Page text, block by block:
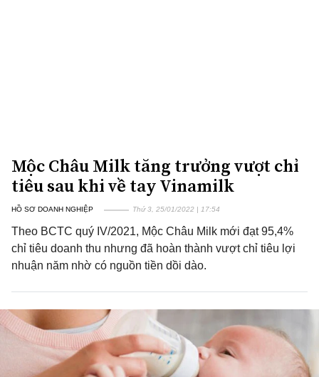
Mộc Châu Milk tăng trưởng vượt chỉ
tiêu sau khi về tay Vinamilk
HỒ SƠ DOANH NGHIỆP Thứ 3, 25/01/2022 | 17:54
Theo BCTC quý IV/2021, Mộc Châu Milk mới đạt 95,4%
chỉ tiêu doanh thu nhưng đã hoàn thành vượt chỉ tiêu lợi
nhuận năm nhờ có nguồn tiền dồi dào.